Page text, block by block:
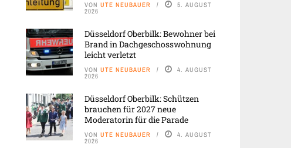
VON UTE NEUBAUER 5. AUGUST
2026
Düsseldorf Oberbilk: Bewohner bei
Brand in Dachgeschosswohnung
leicht verletzt
VON UTE NEUBAUER 4. AUGUST
2026
Düsseldorf Oberbilk: Schützen
brauchen für 2027 neue
Moderatorin für die Parade
VON UTE NEUBAUER 4. AUGUST
2026